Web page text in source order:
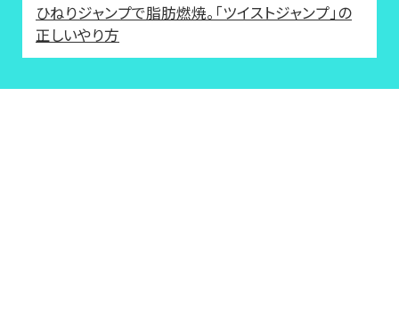
ひねりジャンプで脂肪燃焼。「ツイストジャンプ」の
正しいやり方